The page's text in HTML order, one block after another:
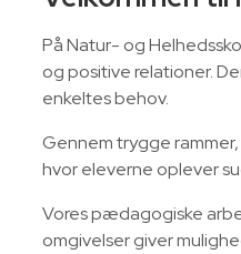
På Natur- og
og positive relationer.
enkeltes behov.
Gennem trygge
hvor eleverne oplever
Vores pædagogiske
omgivelser giver